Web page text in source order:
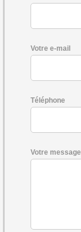
Votre e-mail
Téléphone
Votre message